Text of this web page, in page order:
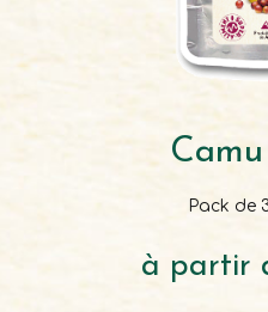
Pack de
à partir